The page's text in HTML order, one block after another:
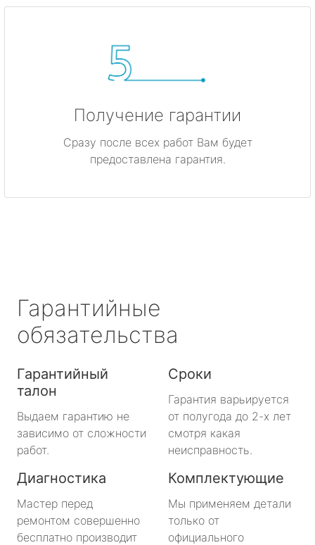
Получение гарантии
Сразу после всех работ Вам будет
предоставлена гарантия.
Гарантийные
обязательства
Гарантийный
талон
Выдаем гарантию не
зависимо от сложности
работ.
Сроки
Гарантия варьируется
от полугода до 2-х лет
смотря какая
неисправность.
Диагностика
Мастер перед
ремонтом совершенно
бесплатно производит
Комплектующие
Мы применяем детали
только от
официального